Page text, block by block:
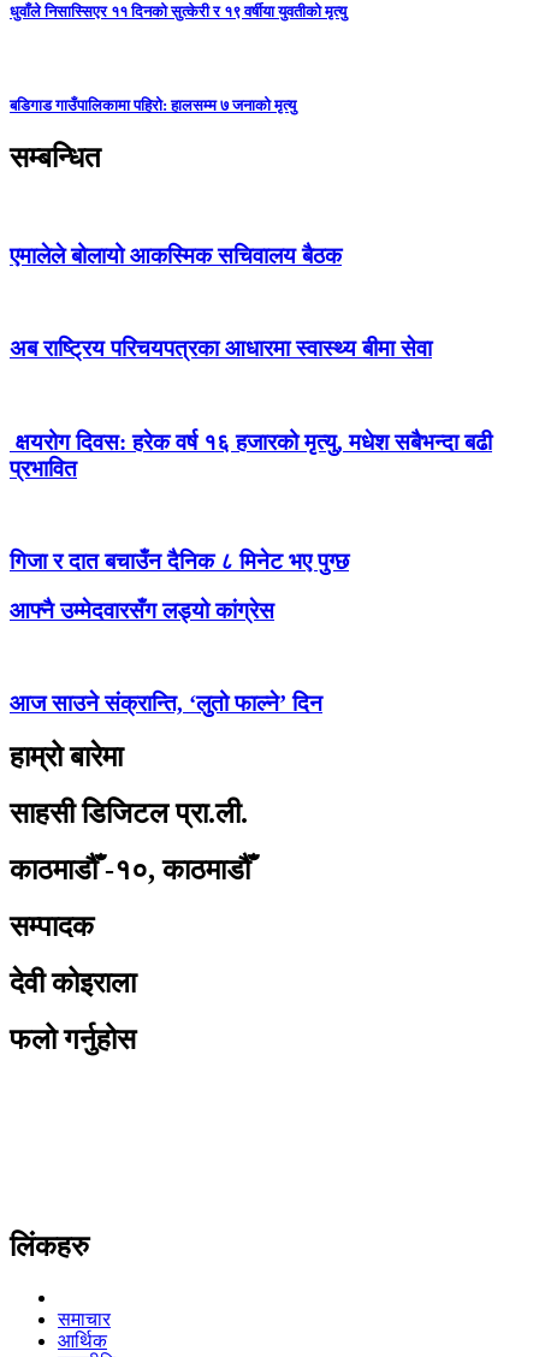
धुवाँले निसास्सिएर ११ दिनको सुत्केरी र १९ वर्षीया युवतीको मृत्यु
बडिगाड गाउँपालिकामा पहिरो: हालसम्म ७ जनाको मृत्यु
सम्बन्धित
एमालेले बोलायो आकस्मिक सचिवालय बैठक
अब राष्ट्रिय परिचयपत्रका आधारमा स्वास्थ्य बीमा सेवा
क्षयरोग दिवस: हरेक वर्ष १६ हजारको मृत्यु, मधेश सबैभन्दा बढी
प्रभावित
गिजा र दात बचाउँन दैनिक ८ मिनेट भए पुग्छ
आफ्नै उम्मेदवारसँग लड्यो कांग्रेस
आज साउने संक्रान्ति, ‘लुतो फाल्ने’ दिन
हाम्रो बारेमा
साहसी डिजिटल प्रा.ली.
काठमाडौँ -१०, काठमाडौँ
सम्पादक
देवी कोइराला
फलो गर्नुहोस
लिंकहरु
समाचार
आर्थिक